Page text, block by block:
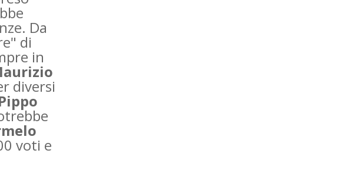
Da
di
in
diversi
voti e